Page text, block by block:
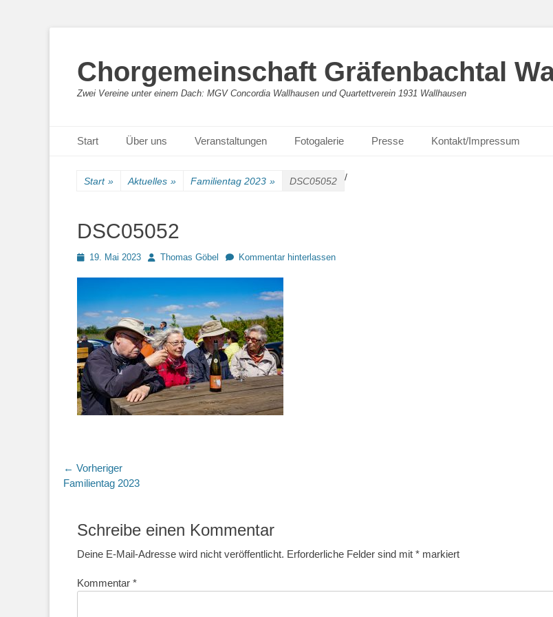
Chorgemeinschaft Gräfenbachtal
Zwei Vereine unter einem Dach: MGV Concordia Wallhausen und Quartettverein 1931 Wallhausen
Primäres Menü
Inhalt
Start Über uns Veranstaltungen Fotogalerie Presse Kontakt/Impressum
Start » Aktuelles » /
Familientag 2023 » DSC05052
DSC05052
Posted19. Mai 2023 AutorThomas Göbel Kommentar hinterlassen
Beitragsnavigation
← Vorheriger
Vorheriger
Familientag 2023
Schreibe einen Kommentar
Deine E-Mail-Adresse wird nicht veröffentlicht. Erforderliche Felder sind mit * markiert
Kommentar *